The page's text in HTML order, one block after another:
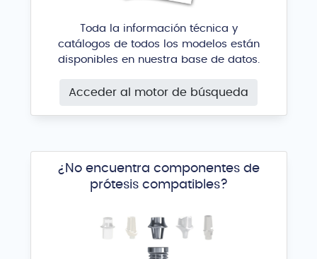
Toda la información técnica y
catálogos de todos los modelos están
disponibles en nuestra base de datos.
Acceder al motor de búsqueda
¿No encuentra componentes de
prótesis compatibles?